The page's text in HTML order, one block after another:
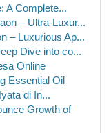
A Complete...
– Ultra-Luxur...
– Luxurious Ap...
Dive into co...
Online
Essential Oil
di In...
Growth of